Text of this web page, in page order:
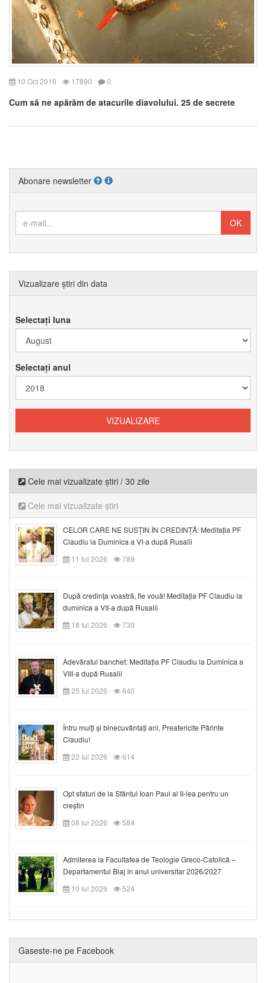
10 Oct 2016 17890 0
Cum să ne apărăm de atacurile diavolului. 25 de secrete
Abonare newsletter
Vizualizare știri din data
Selectați luna
Selectați anul
Cele mai vizualizate știri / 30 zile
Cele mai vizualizate știri
CELOR CARE NE SUSȚIN ÎN CREDINȚĂ: Meditația PF
Claudiu la Duminica a VI-a după Rusalii
11 Iul 2026
789
După credinţa voastră, fie vouă! Meditația PF Claudiu la
duminica a VII-a după Rusalii
18 Iul 2026
739
Adevăratul banchet: Meditația PF Claudiu la Duminica a
VIII-a după Rusalii
25 Iul 2026
640
Întru mulți și binecuvântați ani, Preafericite Părinte
Claudiu!
22 Iul 2026
614
Opt sfaturi de la Sfântul Ioan Paul al II-lea pentru un
creștin
08 Iul 2026
584
Admiterea la Facultatea de Teologie Greco-Catolică –
Departamentul Blaj în anul universitar 2026/2027
10 Iul 2026
524
Gaseste-ne pe Facebook